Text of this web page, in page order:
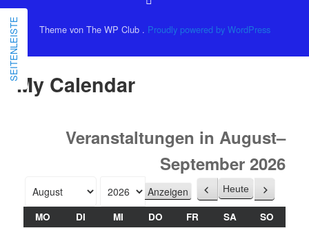
My Calendar
Veranstaltungen in August–
September 2026
Monat
Jahr Zurück
Heute Weiter
MO DI MI DO FR SA SO
SEITENLEISTE Theme von The WP Club . Proudly powered by WordPress